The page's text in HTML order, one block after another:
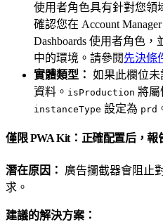
使用者角色具有針對您領
確認您在 Account
Dashboards 使用者角色
中的環境。請參閱先決條
實體類型： 如果此欄位未
資料。 isProduction 將屬
instanceType 設定為 prd
僅限 PWA Kit：正確配置后，
潛在原因：
廣告攔截器會阻止
求。
建議的解決方案：